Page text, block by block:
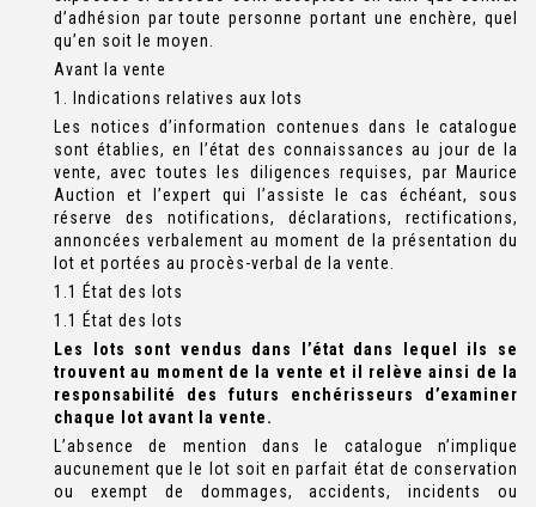
d’adhésion par toute personne portant une enchère, quel
qu’en soit le moyen.
Avant la vente
1. Indications relatives aux lots
Les notices d’information contenues dans le catalogue
sont établies, en l’état des connaissances au jour de la
vente, avec toutes les diligences requises, par Maurice
Auction et l’expert qui l’assiste le cas échéant, sous
réserve des notifications, déclarations, rectifications,
annoncées verbalement au moment de la présentation du
lot et portées au procès-verbal de la vente.
1.1 État des lots
1.1 État des lots
Les lots sont vendus dans l’état dans lequel ils se
trouvent au moment de la vente et il relève ainsi de la
responsabilité des futurs enchérisseurs d’examiner
chaque lot avant la vente.
L’absence de mention dans le catalogue n’implique
aucunement que le lot soit en parfait état de conservation
ou exempt de dommages, accidents, incidents ou